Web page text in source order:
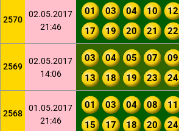
2570
02.05.2017
21:46
01 03 04 10 12
17
19 20 21 22
2569
02.05.2017
14:06
03 04 05 07 09
13
18 19 23 24
2568
01.05.2017
21:46
01 03 04 08 11
15
17 18 20 24